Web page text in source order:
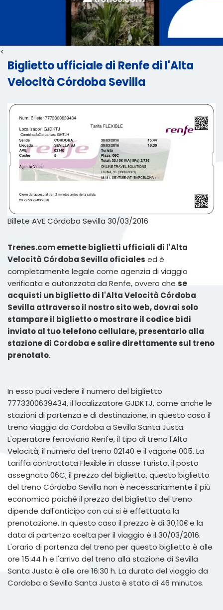
<
Biglietto ufficiale di Renfe di l'Alta
Velocità Córdoba Sevilla
Billete AVE Córdoba Sevilla 30/03/2016
Trenes.com emette biglietti ufficiali di l'Alta
Velocità Córdoba Sevilla oficiales ed è
completamente legale come agenzia di viaggio
verificata e autorizzata da Renfe, ovvero che se
acquisti un biglietto di l'Alta Velocità Córdoba
Sevilla attraverso il nostro sito web, dovrai solo
stampare il biglietto o mostrare il codice bidi
inviato al tuo telefono cellulare, presentarlo alla
stazione di Cordoba e salire direttamente sul treno
prenotato.
In esso puoi vedere il numero del biglietto
7773300639434, il localizzatore GJDKTJ, come anche le
stazioni di partenza e di destinazione, in questo caso il
treno viaggia da Cordoba a Sevilla Santa Justa.
L'operatore ferroviario Renfe, il tipo di treno l'Alta
Velocità, il numero del treno 02140 e il vagone 005. La
tariffa contrattata Flexible in classe Turista, il posto
assegnato 06C, il prezzo del biglietto, questo biglietto
del treno Córdoba Sevilla non è necessariamente il più
economico poiché il prezzo del biglietto del treno
dipende dall'anticipo con cui si è effettuata la
prenotazione. In questo caso il prezzo è di 30,10€ e la
data di partenza scelta per il viaggio è il 30/03/2016.
L'orario di partenza del treno per questo biglietto è alle
ore 15:44 h e l'arrivo del treno alla stazione di Sevilla
Santa Justa è alle ore 16:30 h. La durata del viaggio da
Cordoba a Sevilla Santa Justa è stata di 46 minutos.